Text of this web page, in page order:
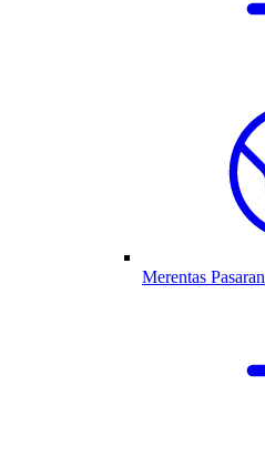
Merentas Pasaran